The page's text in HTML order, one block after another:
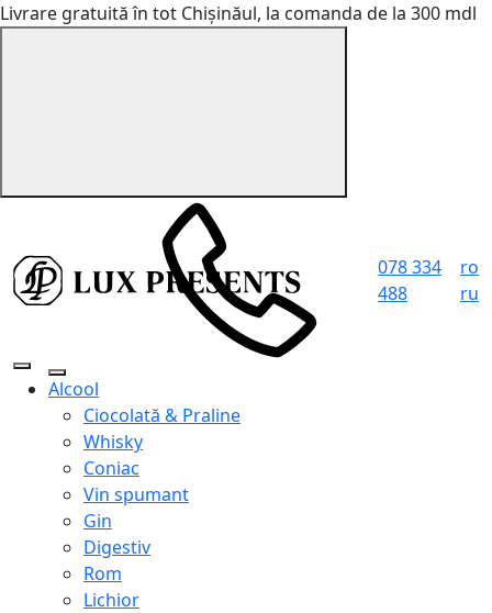
Livrare gratuită în tot Chișinăul, la comanda de la 300 mdl
078 334
488
ro
ru
Alcool
Ciocolată & Praline
Whisky
Coniac
Vin spumant
Gin
Digestiv
Rom
Lichior